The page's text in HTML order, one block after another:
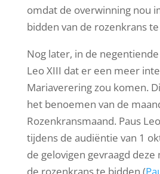
omdat de overwinning nou
bidden van de rozenkrans
Nog later, in de
Leo XIII dat er een meer
Mariaverering zou komen.
het benoemen van de
Rozenkransmaand. Paus
tijdens de audiëntie van 1
de gelovigen gevraagd deze